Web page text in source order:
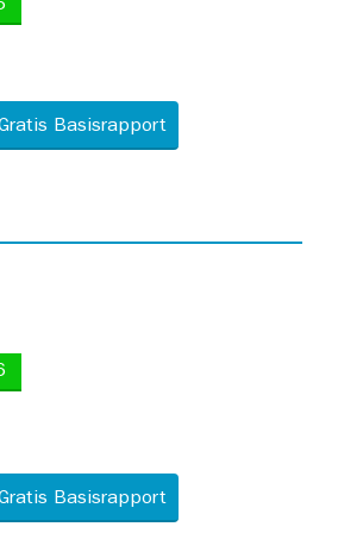
Basisrapport
Basisrapport